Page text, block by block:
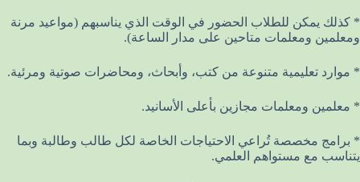
* كذلك يمكن للطلاب الحضور في الوقت الذي يناسبهم (مواعيد مرنة
ومعلمين ومعلمات متاحين على مدار الساعة).
* موارد تعليمية متنوعة من كتب، وأبحاث، ومحاضرات صوتية ومرئية.
* معلمين ومعلمات مجازين بأعلى الأسانيد.
* برامج مخصصة تُراعي الاحتياجات الخاصة لكل طالب وطالبة وبما
يتناسب مع مستواهم العلمي.